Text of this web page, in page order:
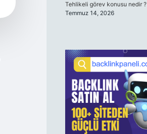
Tehlikeli görev konusu nedir ?
Temmuz 14, 2026